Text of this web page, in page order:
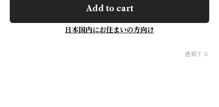
Add to cart
日本国内にお住まいの方向け
通報する